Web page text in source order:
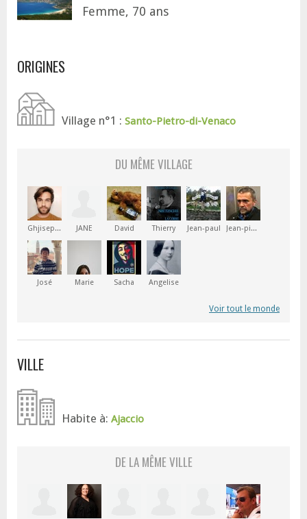
Femme, 70 ans
ORIGINES
Village n°1 : Santo-Pietro-di-Venaco
DU MÊME VILLAGE
Ghjiseppu JANE David Thierry Jean-paul Jean-pierre
José Marie Sacha Angelise
Voir tout le monde
VILLE
Habite à: Ajaccio
DE LA MÊME VILLE